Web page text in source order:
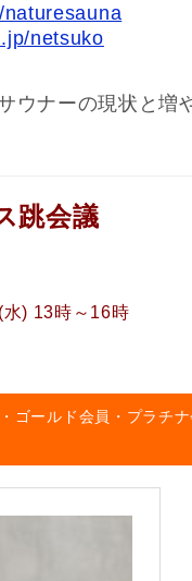
netsuko
ウナーの現状と増
跳会議
) 13時～16時
ゴールド会員・プラチ